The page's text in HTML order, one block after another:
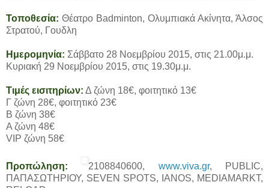
Τοποθεσία: Θέατρο Badminton, Ολυμπιακά Ακίνητα, Άλσος
Στρατού, Γουδλη
Ημερομηνία: Σάββατο 28 Νοεμβρίου 2015, στις 21.00μ.μ.
Κυριακή 29 Νοεμβρίου 2015, στις 19.30μ.μ.
Τιμές εισιτηρίων: Δ ζώνη 18€, φοιτητικό 13€
Γ ζώνη 28€, φοιτητικό 23€
Β ζώνη 38€
Α ζώνη 48€
VIP ζώνη 58€
Προπώληση: 2108840600, www.viva.gr, PUBLIC,
ΠΑΠΑΣΩΤΗΡΙΟΥ, SEVEN SPOTS, IANOS, MEDIAMARKT,